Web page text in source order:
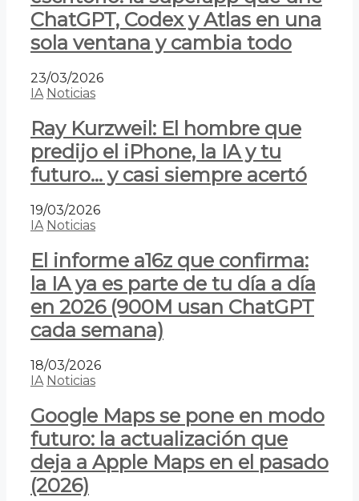
ChatGPT, Codex y Atlas en una
sola ventana y cambia todo
23/03/2026
IA Noticias
Ray Kurzweil: El hombre que
predijo el iPhone, la IA y tu
futuro… y casi siempre acertó
19/03/2026
IA Noticias
El informe a16z que confirma:
la IA ya es parte de tu día a día
en 2026 (900M usan ChatGPT
cada semana)
18/03/2026
IA Noticias
Google Maps se pone en modo
futuro: la actualización que
deja a Apple Maps en el pasado
(2026)